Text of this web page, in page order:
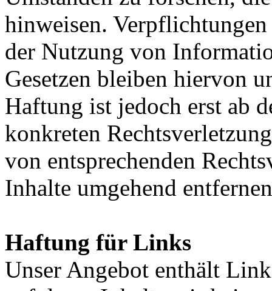
hinweisen.
der Nutzung von
Gesetzen bleiben hiervon
Haftung ist jedoch erst ab
konkreten
von entsprechenden
Inhalte umgehend
Haftung für Links
Unser Angebot enthält